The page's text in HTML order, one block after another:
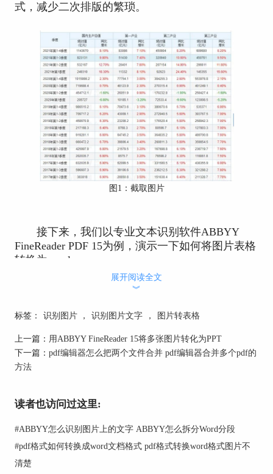
式，减少二次排版的繁琐。
图1：截取图片
接下来，我们以专业文本识别软件ABBYY
FineReader PDF 15为例，演示一下如何将图片表格
转换为excel。
如图2所示，先点击“在OCR编辑器中打开”，
本识别功能，可进行图像内容的识别。
展开阅读全文
︾
标签： 识别图片 ， 识别图片文字 ， 图片转表格
上一篇： 用ABBYY FineReader 15将多张图片转化为PPT
下一篇： pdf编辑器怎么把两个文件合并 pdf编辑器合并多个pdf的
方法
读者也访问过这里:
#ABBYY怎么识别图片上的文字 ABBYY怎么拆分Word分段
#pdf格式如何转换成word文档格式 pdf格式转换word格式图片不
清楚